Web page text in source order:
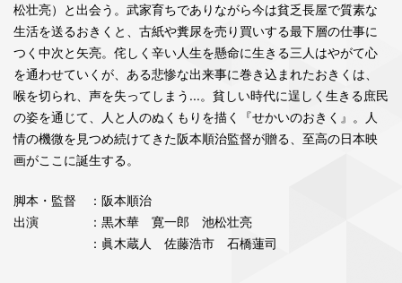
松壮亮）と出会う。武家育ちでありながら今は貧乏長屋で質素な
生活を送るおきくと、古紙や糞尿を売り買いする最下層の仕事に
つく中次と矢亮。侘しく辛い人生を懸命に生きる三人はやがて心
を通わせていくが、ある悲惨な出来事に巻き込まれたおきくは、
喉を切られ、声を失ってしまう...。貧しい時代に逞しく生きる庶民
の姿を通じて、人と人のぬくもりを描く『せかいのおきく』。人
情の機微を見つめ続けてきた阪本順治監督が贈る、至高の日本映
画がここに誕生する。
脚本・監督
：阪本順治
出演
：黒木華 寛一郎 池松壮亮
：眞木蔵人 佐藤浩市 石橋蓮司